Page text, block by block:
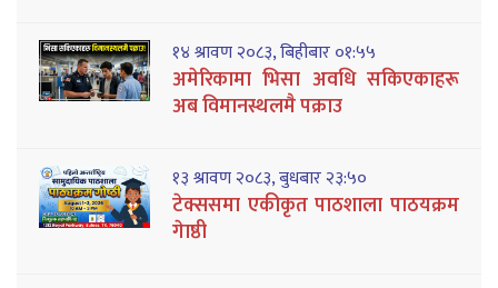
१४ श्रावण २०८३, बिहीबार ०१:५५
अमेरिकामा भिसा अवधि सकिएकाहरू
अब विमानस्थलमै पक्राउ
१३ श्रावण २०८३, बुधबार २३:५०
टेक्ससमा एकीकृत पाठशाला पाठयक्रम
गेाष्ठी